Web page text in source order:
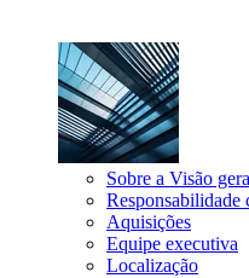
Sobre a Visão
Responsabilidade
Aquisições
Equipe executiva
Localização